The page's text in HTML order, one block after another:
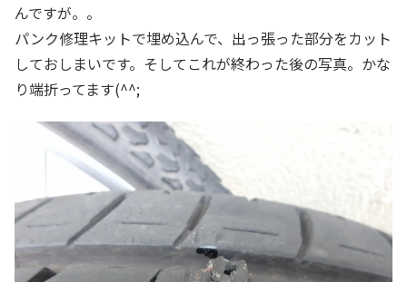
んですが。。
パンク修理キットで埋め込んで、出っ張った部分をカット
しておしまいです。そしてこれが終わった後の写真。かな
り端折ってます(^^;